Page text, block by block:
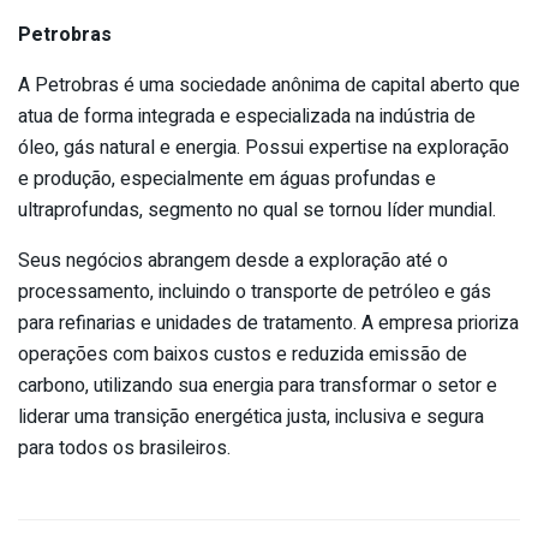
Petrobras
A Petrobras é uma sociedade anônima de capital aberto que
atua de forma integrada e especializada na indústria de
óleo, gás natural e energia. Possui expertise na exploração
e produção, especialmente em águas profundas e
ultraprofundas, segmento no qual se tornou líder mundial.
Seus negócios abrangem desde a exploração até o
processamento, incluindo o transporte de petróleo e gás
para refinarias e unidades de tratamento. A empresa prioriza
operações com baixos custos e reduzida emissão de
carbono, utilizando sua energia para transformar o setor e
liderar uma transição energética justa, inclusiva e segura
para todos os brasileiros.